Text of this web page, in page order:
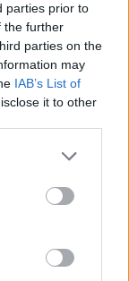
parties prior to
the further
parties on the
may
IAB’s List of
it to other
για την
ασθενών